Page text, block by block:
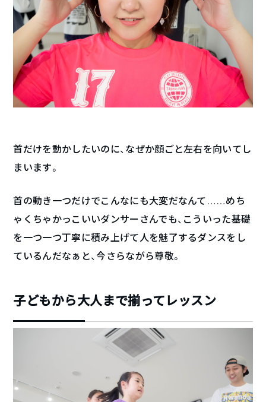
首だけを動かしたいのに、なぜか顔ごと左右を向いてし
まいます。
首の動き一つだけでこんなにも大変だなんて……めち
ゃくちゃかっこいいダンサーさんでも、こういった基礎
を一つ一つ丁寧に積み上げて人を魅了するダンスをし
ているんだなぁと、今さらながら尊敬。
子どもから大人まで揃ってレッスン